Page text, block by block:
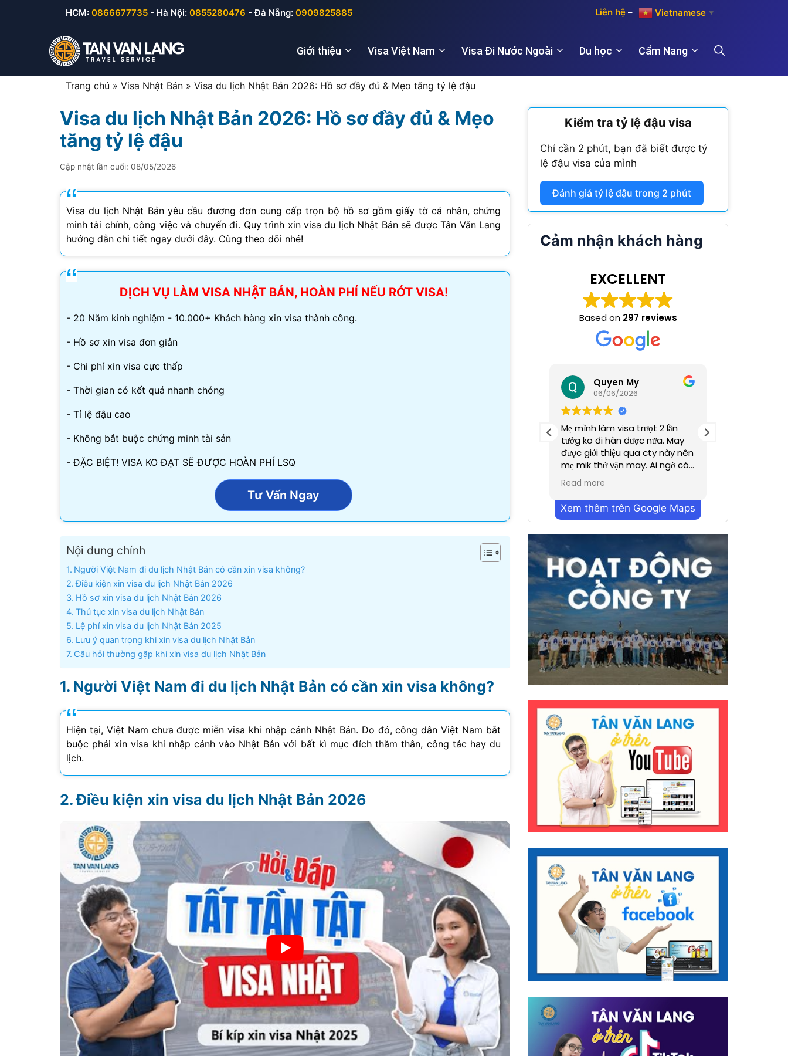
Liên hệ – Vietnamese ▼
HCM: 0866677735 - Hà Nội: 0855280476 - Đà Nẵng: 0909825885
Giới thiệu Visa Việt Nam
Visa du lịch Việt Nam
Visa thăm thân Việt Nam
Visa đầu tư Việt Nam
Visa lao động Việt Nam
Công văn nhập cảnh
E-visa thăm thân Nhà quản lý Đầu tư (5 năm)
Thăm thân (3 năm)
Hợp pháp hóa lãnh sự Hàn Quốc
Hợp pháp hóa lãnh sự Trung Quốc
Visa Đi Nước Ngoài
Visa Hàn Quốc
Visa Nhật Bản
Visa Đài Loan
Visa Campuchia
Visa Hong Kong
Visa Ấn Độ
Visa Macau
Visa Malaysia
Visa Singapore
Visa Mỹ B1/B2 Visa New Zealand Visa Anh
Visa Ý (Italya)
Visa Thụy Sĩ
Visa Maroc
Visa Nam Phi
Visa Algeria
Du học Cẩm Nang
Trang chủ » Visa Nhật Bản » Visa du lịch Nhật Bản 2026: Hồ sơ đầy đủ & Mẹo tăng tỷ lệ đậu
Visa du lịch Nhật Bản 2026: Hồ sơ đầy đủ & Mẹo
tăng tỷ lệ đậu
Cập nhật lần cuối: 08/05/2026
Visa du lịch Nhật Bản yêu cầu đương đơn cung cấp trọn bộ hồ sơ gồm giấy tờ cá nhân, chứng
minh tài chính, công việc và chuyến đi. Quy trình xin visa du lịch Nhật Bản sẽ được Tân Văn Lang
hướng dẫn chi tiết ngay dưới đây. Cùng theo dõi nhé!
DỊCH VỤ LÀM VISA NHẬT BẢN, HOÀN PHÍ NẾU RỚT VISA!
- 20 Năm kinh nghiệm - 10.000+ Khách hàng xin visa thành công.
- Hồ sơ xin visa đơn giản
- Chi phí xin visa cực thấp
- Thời gian có kết quả nhanh chóng
- Tỉ lệ đậu cao
- Không bắt buộc chứng minh tài sản
- ĐẶC BIỆT! VISA KO ĐẠT SẼ ĐƯỢC HOÀN PHÍ LSQ
Tư Vấn Ngay
Nội dung chính
Người Việt Nam đi du lịch Nhật Bản có cần xin visa không?
Điều kiện xin visa du lịch Nhật Bản 2026
Hồ sơ xin visa du lịch Nhật Bản 2026
Thủ tục xin visa du lịch Nhật Bản
Lệ phí xin visa du lịch Nhật Bản 2025
Lưu ý quan trọng khi xin visa du lịch Nhật Bản
Câu hỏi thường gặp khi xin visa du lịch Nhật Bản
Người Việt Nam đi du lịch Nhật Bản có cần xin visa không?
Hiện tại, Việt Nam chưa được miễn visa khi nhập cảnh Nhật Bản. Do đó, công dân Việt Nam bắt
buộc phải xin visa khi nhập cảnh vào Nhật Bản với bất kì mục đích thăm thân, công tác hay du
lịch.
Điều kiện xin visa du lịch Nhật Bản 2026
Kiểm tra tỷ lệ đậu visa
Chỉ cần 2 phút, bạn đã biết được tỷ
lệ đậu visa của mình
Đánh giá tỷ lệ đậu trong 2 phút
Cảm nhận khách hàng
EXCELLENT
Based on 297 reviews
tư vấn nhiệt tình và có chuyên
Quyen My
06/06/2026
Mẹ mình làm visa trượt 2 lần
tưởg ko đi hàn được nữa. May
được giới thiệu qua cty này nên
mẹ mik thử vận may. Ai ngờ có
nhanh hơn dự định chỉ trong
vỏn vẹn 2 tuần. Cũn g cảm ơn a
Dương đã hỗ trợ nhiều. Dịch vụ
bên mình làm nhanh chóng
có nhiều thành công tốt đẹp
hơn ạ. E cảm ơn
Read more
Xem thêm trên Google Maps